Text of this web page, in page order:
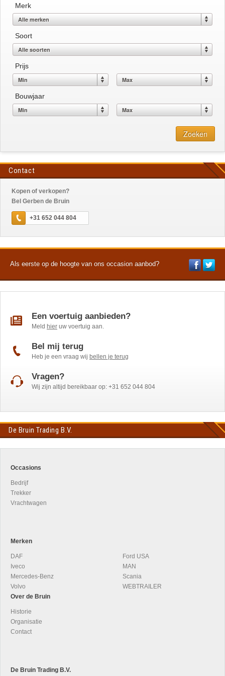
Merk
Soort
Prijs
Bouwjaar
Zoeken
Contact
Kopen of verkopen?
Bel Gerben de Bruin
+31 652 044 804
Als eerste op de hoogte van ons occasion aanbod?
Een voertuig aanbieden?
Meld hier uw voertuig aan.
Bel mij terug
Heb je een vraag wij bellen je terug
Vragen?
Wij zijn altijd bereikbaar op: +31 652 044 804
De Bruin Trading B.V.
Occasions
Bedrijf
Trekker
Vrachtwagen
Merken
DAF
Iveco
Mercedes-Benz
Volvo
Ford USA
MAN
Scania
WEBTRAILER
Over de Bruin
Historie
Organisatie
Contact
De Bruin Trading B.V.